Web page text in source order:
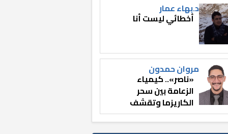
د.بهاء عمار
أخطائي ليست أنا
مروان حمدون
«ناصر».. كيمياء
الزعامة بين سحر
الكاريزما وتقشف
الثائر